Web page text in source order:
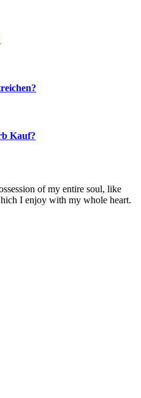
Kauf?
of my entire soul, like
I enjoy with my whole heart.